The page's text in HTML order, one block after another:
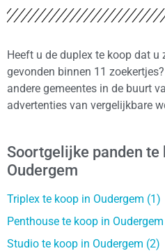
Heeft u de duplex te koop dat u
gevonden binnen 11
andere gemeentes in de buurt
advertenties van vergelijkbare
Soortgelijke panden te
Oudergem
Triplex te koop in Oudergem (1)
Penthouse te koop in
Studio te koop in Oudergem (2)